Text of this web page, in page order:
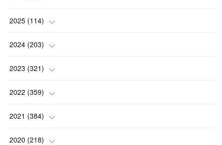
2025 (114)
(1)
(8)
(6)
(9 )
( 5 )
2024 (203)
(24)
(10)
(18)
(17)
2023 (321)
(25)
(17)
(35)
2022 (359)
(42)
(37)
2021 (384)
(9)
2020 (218)